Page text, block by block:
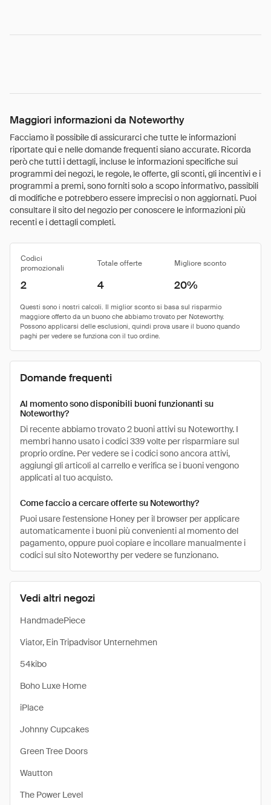
Maggiori informazioni da Noteworthy
Facciamo il possibile di assicurarci che tutte le informazioni
riportate qui e nelle domande frequenti siano accurate. Ricorda
però che tutti i dettagli, incluse le informazioni specifiche sui
programmi dei negozi, le regole, le offerte, gli sconti, gli incentivi e i
programmi a premi, sono forniti solo a scopo informativo, passibili
di modifiche e potrebbero essere imprecisi o non aggiornati. Puoi
consultare il sito del negozio per conoscere le informazioni più
recenti e i dettagli completi.
Vedi altri negozi
HandmadePiece
Viator, Ein Tripadvisor Unternehmen
54kibo
Boho Luxe Home
iPlace
Johnny Cupcakes
Green Tree Doors
Wautton
The Power Level
Codici
promozionali
Totale offerte Migliore sconto
2 4 20%
Domande frequenti
Al momento sono disponibili buoni funzionanti su
Noteworthy?
Di recente abbiamo trovato 2 buoni attivi su Noteworthy. I
membri hanno usato i codici 339 volte per risparmiare sul
proprio ordine. Per vedere se i codici sono ancora attivi,
aggiungi gli articoli al carrello e verifica se i buoni vengono
applicati al tuo acquisto.
Come faccio a cercare offerte su Noteworthy?
Puoi usare l'estensione Honey per il browser per applicare
automaticamente i buoni più convenienti al momento del
pagamento, oppure puoi copiare e incollare manualmente i
codici sul sito Noteworthy per vedere se funzionano.